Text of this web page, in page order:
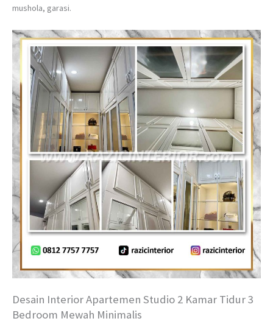
mushola, garasi.
Desain Interior Apartemen Studio 2 Kamar Tidur 3
Bedroom Mewah Minimalis